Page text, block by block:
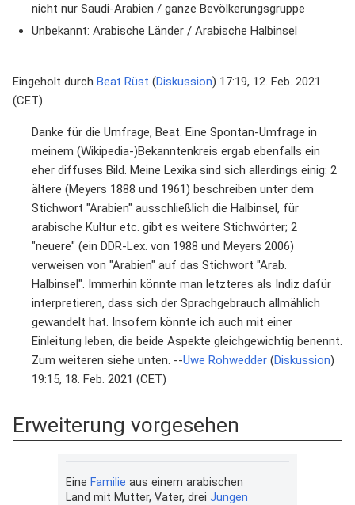
nicht nur Saudi-Arabien / ganze Bevölkerungsgruppe
Unbekannt: Arabische Länder / Arabische Halbinsel
Eingeholt durch Beat Rüst (Diskussion) 17:19, 12. Feb. 2021
(CET)
Danke für die Umfrage, Beat. Eine Spontan-Umfrage in
meinem (Wikipedia-)Bekanntenkreis ergab ebenfalls ein
eher diffuses Bild. Meine Lexika sind sich allerdings einig: 2
ältere (Meyers 1888 und 1961) beschreiben unter dem
Stichwort "Arabien" ausschließlich die Halbinsel, für
arabische Kultur etc. gibt es weitere Stichwörter; 2
"neuere" (ein DDR-Lex. von 1988 und Meyers 2006)
verweisen von "Arabien" auf das Stichwort "Arab.
Halbinsel". Immerhin könnte man letzteres als Indiz dafür
interpretieren, dass sich der Sprachgebrauch allmählich
gewandelt hat. Insofern könnte ich auch mit einer
Einleitung leben, die beide Aspekte gleichgewichtig benennt.
Zum weiteren siehe unten. --Uwe Rohwedder (Diskussion)
19:15, 18. Feb. 2021 (CET)
Erweiterung vorgesehen
Eine Familie aus einem arabischen
Land mit Mutter, Vater, drei Jungen